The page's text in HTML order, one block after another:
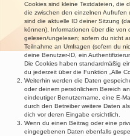
Cookies sind kleine Textdateien, die
die zwischen den einzelnen
sind die aktuelle ID deiner Sitzung
können), Informationen über die von
gelesen/ungelesen; sofern du nicht
Teilnahme an Umfragen (sofern du
deine Benutzer-ID, ein
Die Cookies haben standardmäßig
du jederzeit über die Funktion „Alle
Weiterhin werden die Daten
oder deinem persönlichem Bereich
eindeutiger Benutzername, eine E-
durch den Betreiber weitere Daten
dich vor deren Eingabe ersichtlich.
Wenn du einen Beitrag oder eine
eingegebenen Daten ebenfalls